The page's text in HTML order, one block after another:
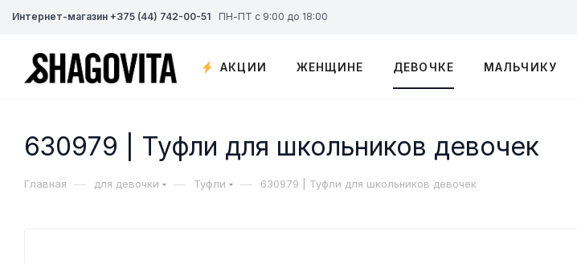
Интернет-магазин +375 (44) 742-00-51 ПН-ПТ с 9:00 до 18:00
АКЦИИ ЖЕНЩИНЕ ДЕВОЧКЕ МАЛЬЧИКУ
630979 | Туфли для школьников девочек
Главная — для девочки — Туфли — 630979 | Туфли для школьников девочек